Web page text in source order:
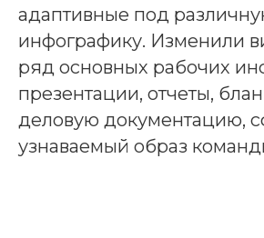
адаптивные под
инфографику. Изменили
ряд основных рабочих
презентации, отчеты,
деловую документацию,
узнаваемый образ